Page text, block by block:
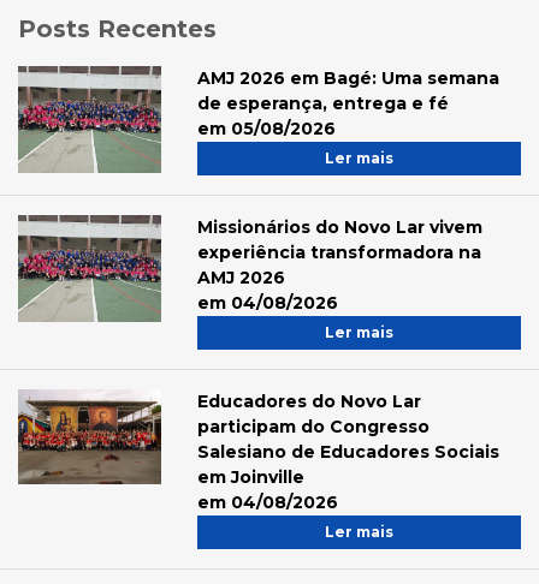
Posts Recentes
AMJ 2026 em Bagé: Uma semana
de esperança, entrega e fé
em 05/08/2026
Ler mais
Missionários do Novo Lar vivem
experiência transformadora na
AMJ 2026
em 04/08/2026
Ler mais
Educadores do Novo Lar
participam do Congresso
Salesiano de Educadores Sociais
em Joinville
em 04/08/2026
Ler mais